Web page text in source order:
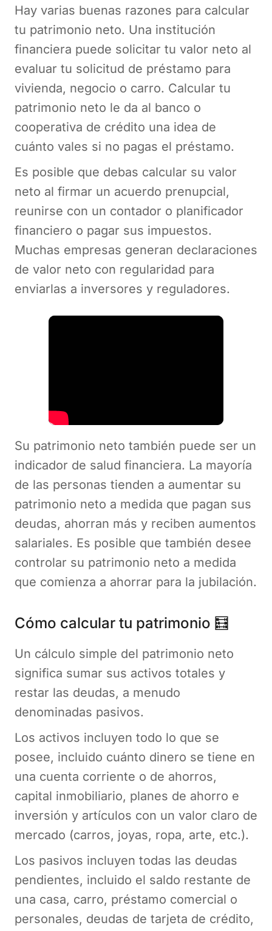
Hay varias buenas razones para calcular
tu patrimonio neto. Una institución
financiera puede solicitar tu valor neto al
evaluar tu solicitud de préstamo para
vivienda, negocio o carro. Calcular tu
patrimonio neto le da al banco o
cooperativa de crédito una idea de
cuánto vales si no pagas el préstamo.
Es posible que debas calcular su valor
neto al firmar un acuerdo prenupcial,
reunirse con un contador o planificador
financiero o pagar sus impuestos.
Muchas empresas generan declaraciones
de valor neto con regularidad para
enviarlas a inversores y reguladores.
Su patrimonio neto también puede ser un
indicador de salud financiera. La mayoría
de las personas tienden a aumentar su
patrimonio neto a medida que pagan sus
deudas, ahorran más y reciben aumentos
salariales. Es posible que también desee
controlar su patrimonio neto a medida
que comienza a ahorrar para la jubilación.
Cómo calcular tu patrimonio 🧮
Un cálculo simple del patrimonio neto
significa sumar sus activos totales y
restar las deudas, a menudo
denominadas pasivos.
Los activos incluyen todo lo que se
posee, incluido cuánto dinero se tiene en
una cuenta corriente o de ahorros,
capital inmobiliario, planes de ahorro e
inversión y artículos con un valor claro de
mercado (carros, joyas, ropa, arte, etc.).
Los pasivos incluyen todas las deudas
pendientes, incluido el saldo restante de
una casa, carro, préstamo comercial o
personales, deudas de tarjeta de crédito,